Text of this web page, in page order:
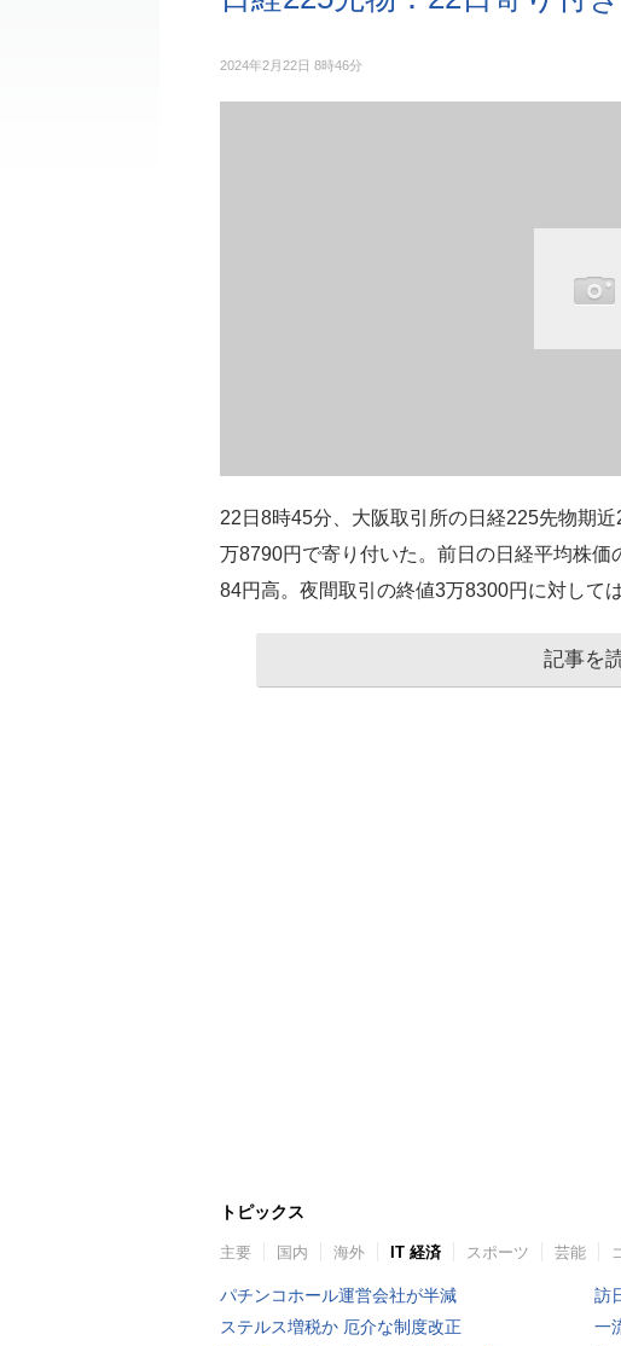
2024年2月22日 8時46分
22日8時45分、大阪取引所の日経225先物期
万8790円で寄り付いた。前日の日経平均株
84円高。夜間取引の終値3万8300円に対して
記事を
トピックス
主要 国内 海外 IT 経済 スポーツ 芸能
パチンコホール運営会社が半減
ステルス増税か 厄介な制度改正
訪
一